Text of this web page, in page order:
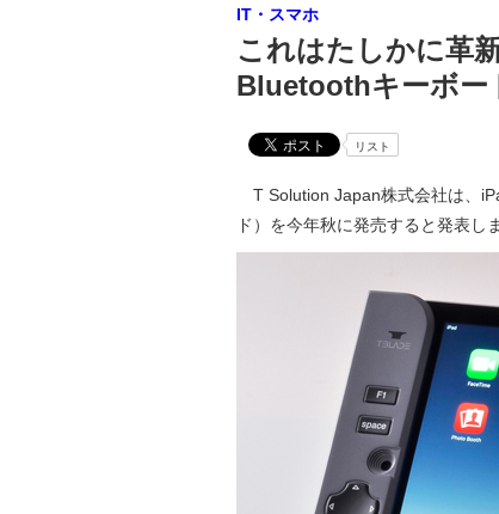
IT・スマホ
これはたしかに革
Bluetoothキーボー
リスト
T Solution Japan株式会社は、
ド）を今年秋に発売すると発表し